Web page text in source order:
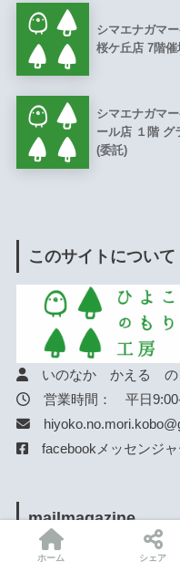
シマエナガマ
桜ケ丘店 7階
シマエナガマ
ール店 １階 グ
(委託)
このサイトについて
いのなか かえる の
営業時間： 平日9:00-
facebookメッセンジャ
mailmagazine
ホーム シェア